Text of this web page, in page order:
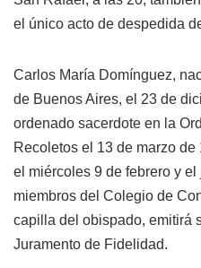
el único acto de despedida
Carlos María Domínguez,
de Buenos Aires, el 23 de
ordenado sacerdote en la
Recoletos el 13 de marzo
el miércoles 9 de febrero y
miembros del Colegio de
capilla del obispado, emitirá
Juramento de Fidelidad.